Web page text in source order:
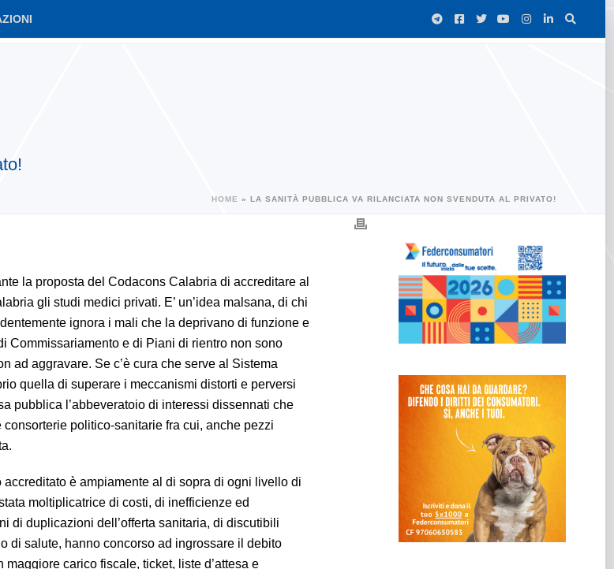
HOME » LA SANITÀ PUBBLICA VA RILANCIATA NON SVENDUTA AL PRIVATO!
la proposta del Codacons Calabria di accreditare al
gli studi medici privati. E’ un’idea malsana, di chi
ignora i mali che la deprivano di funzione e
Commissariamento e di Piani di rientro non sono
ad aggravare. Se c’è cura che serve al Sistema
quella di superare i meccanismi distorti e perversi
pubblica l’abbeveratoio di interessi dissennati che
consorterie politico-sanitarie fra cui, anche pezzi
è ampiamente al di sopra di ogni livello di
moltiplicatrice di costi, di inefficienze ed
di duplicazioni dell’offerta sanitaria, di discutibili
di salute, hanno concorso ad ingrossare il debito
carico fiscale, ticket, liste d’attesa e